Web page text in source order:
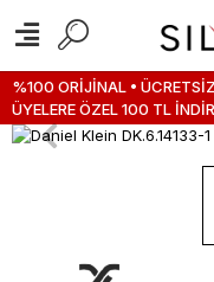
%100 ORİJİNAL •
ÜYELERE ÖZEL 100 TL